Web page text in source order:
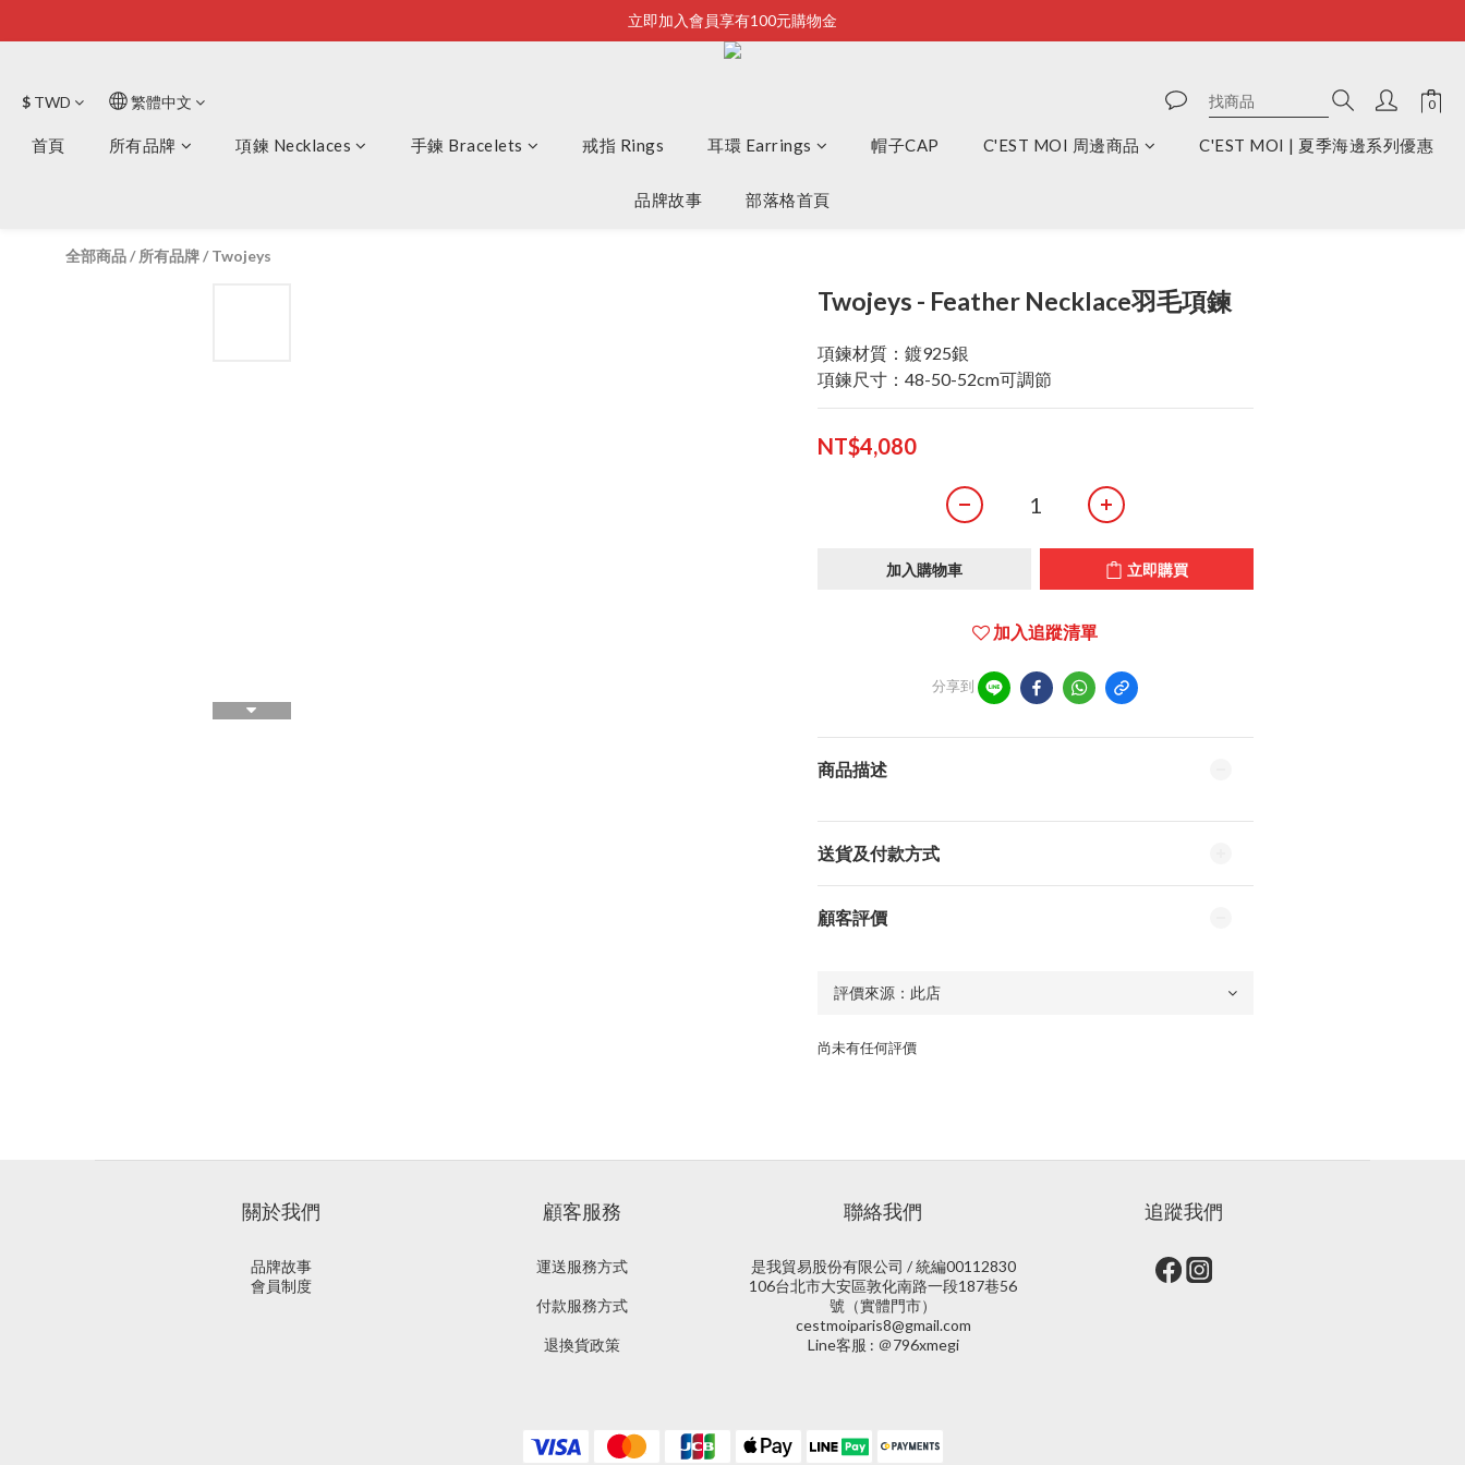
Bonjour~
立即加入會員享有100元購物金
全店滿2500即享免運
$ TWD 繁體中文
首頁 所有品牌 項鍊 Necklaces 手鍊 Bracelets 戒指 Rings 耳環 Earrings 帽子CAP C'EST MOI 周邊商品 C'EST MOI | 夏季海邊系列優惠
品牌故事 部落格首頁
全部商品/所有品牌/Twojeys
Twojeys - Feather Necklace羽毛項鍊
項鍊材質：鍍925銀
項鍊尺寸：48-50-52cm可調節
NT$4,080
加入購物車 立即購買
加入追蹤清單
分享到
商品描述
送貨及付款方式
顧客評價
尚未有任何評價
關於我們
品牌故事
會員制度
顧客服務
運送服務方式
付款服務方式
退換貨政策
聯絡我們
是我貿易股份有限公司 / 統編00112830
106台北市大安區敦化南路一段187巷56
號（實體門市）
cestmoiparis8@gmail.com
Line客服 : ＠796xmegi
追蹤我們